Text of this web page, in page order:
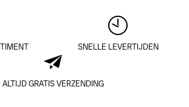
SNELLE LEVERTIJDEN
ALTIJD GRATIS VERZENDING